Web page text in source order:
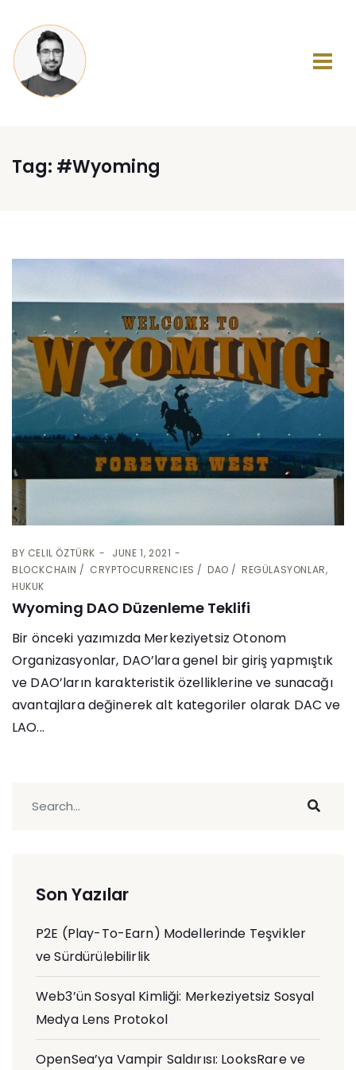
Tag: #Wyoming
BY CELIL ÖZTÜRK
JUNE 1, 2021
BLOCKCHAIN
CRYPTOCURRENCIES DAO
REGÜLASYONLAR,
HUKUK
Wyoming DAO Düzenleme Teklifi
Bir önceki yazımızda Merkeziyetsiz Otonom
Organizasyonlar, DAO’lara genel bir giriş yapmıştık
ve DAO’ların karakteristik özelliklerine ve sunacağı
avantajlara değinerek alt kategoriler olarak DAC ve
LAO...
Son Yazılar
P2E (Play-To-Earn) Modellerinde Teşvikler
ve Sürdürülebilirlik
Web3’ün Sosyal Kimliği: Merkeziyetsiz Sosyal
Medya Lens Protokol
OpenSea’ya Vampir Saldırısı: LooksRare ve